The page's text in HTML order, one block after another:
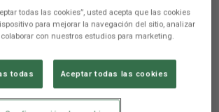
ultima detalles
todas las cookies”, usted acepta que las cookies
para mejorar la navegación del sitio, analizar
con nuestros estudios para marketing.
todas Aceptar todas las cookies